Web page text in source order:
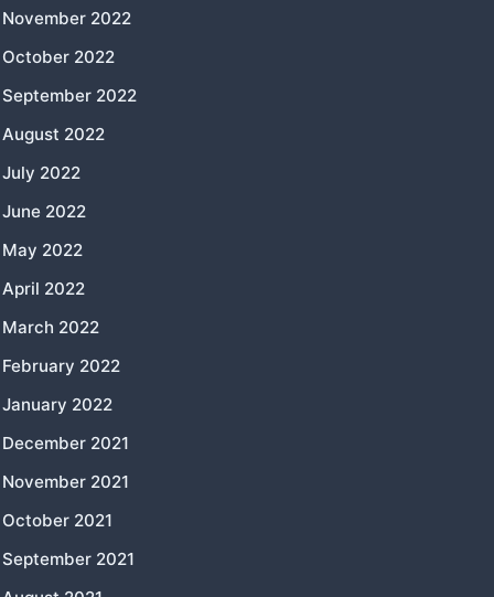
November 2022
October 2022
September 2022
August 2022
July 2022
June 2022
May 2022
April 2022
March 2022
February 2022
January 2022
December 2021
November 2021
October 2021
September 2021